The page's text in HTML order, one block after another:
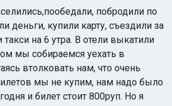
побродили по
деньги, купили карту, съездили за
на 6 утра. В отели выкатили
мы собираемся уехать в
втолковать нам, что очень
мы не купим, нам надо было
и билет стоит 800руп. Но я